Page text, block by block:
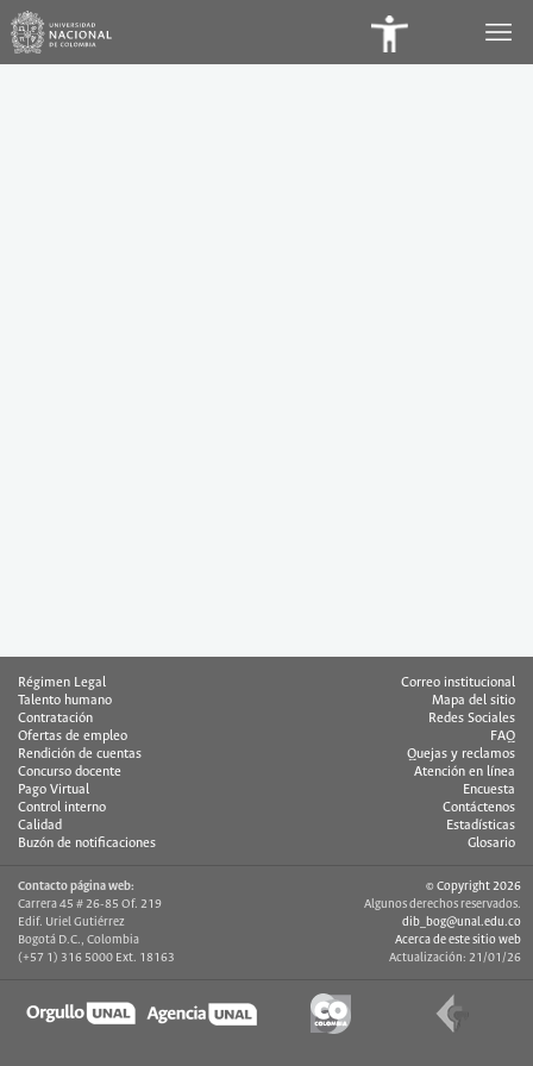
Régimen Legal
Talento humano
Contratación
Ofertas de empleo
Rendición de cuentas
Concurso docente
Pago Virtual
Control interno
Calidad
Buzón de notificaciones
Correo institucional
Mapa del sitio
Redes Sociales
FAQ
Quejas y reclamos
Atención en línea
Encuesta
Contáctenos
Estadísticas
Glosario
Contacto página web:
Carrera 45 # 26-85 Of. 219
Edif. Uriel Gutiérrez
Bogotá D.C., Colombia
(+57 1) 316 5000 Ext. 18163
© Copyright 2026
Algunos derechos reservados.
dib_bog@unal.edu.co
Acerca de este sitio web
Actualización: 21/01/26